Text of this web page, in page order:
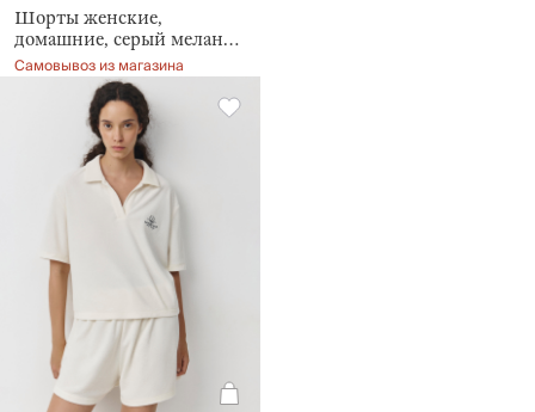
Шорты женские,
домашние, серый меланж,
Aidila
Самовывоз из магазина